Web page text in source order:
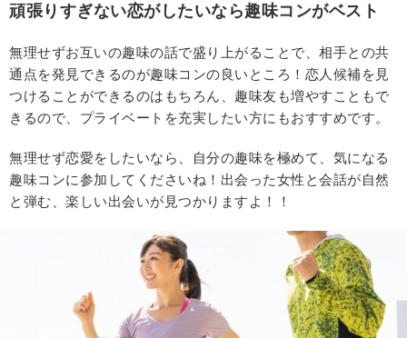
頑張りすぎない恋がしたいなら趣味コンがベスト
無理せずお互いの趣味の話で盛り上がることで、相手との共
通点を発見できるのが趣味コンの良いところ！恋人候補を見
つけることができるのはもちろん、趣味友も増やすこともで
きるので、プライベートを充実したい方にもおすすめです。
無理せず恋愛をしたいなら、自分の趣味を極めて、気になる
趣味コンに参加してくださいね！出会った女性と会話が自然
と弾む、楽しい出会いが見つかりますよ！！